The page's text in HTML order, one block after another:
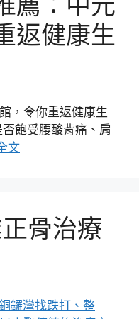
返健康生
，令你重返健康生
飽受腰酸背痛、肩
文
骨治療